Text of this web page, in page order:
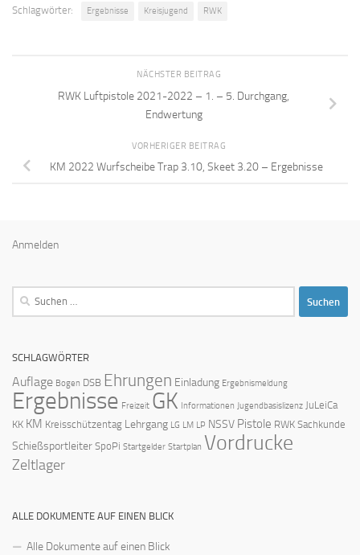
Schlagwörter: Ergebnisse Kreisjugend RWK
NÄCHSTER BEITRAG
RWK Luftpistole 2021-2022 – 1. – 5. Durchgang,
Endwertung
VORHERIGER BEITRAG
KM 2022 Wurfscheibe Trap 3.10, Skeet 3.20 – Ergebnisse
Anmelden
Suchen
SCHLAGWÖRTER
Auflage Bogen DSB Ehrungen Einladung Ergebnismeldung
Ergebnisse Freizeit GK Informationen Jugendbasislizenz JuLeiCa
KK KM Kreisschützentag Lehrgang LG LM LP NSSV Pistole RWK Sachkunde
Schießsportleiter SpoPi Startgelder Startplan Vordrucke
Zeltlager
ALLE DOKUMENTE AUF EINEN BLICK
Alle Dokumente auf einen Blick